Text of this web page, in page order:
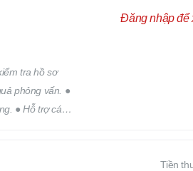
tra hồ sơ
phỏng vấn. ●
● Hỗ trợ các
Đăng nhập để
Tiền